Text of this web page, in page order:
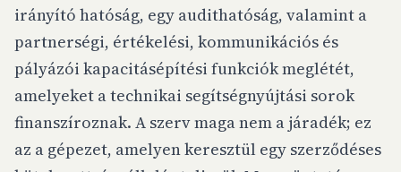
irányító hatóság, egy audithatóság, valamint a
partnerségi, értékelési, kommunikációs és
pályázói kapacitásépítési funkciók meglétét,
amelyeket a technikai segítségnyújtási sorok
finanszíroznak. A szerv maga nem a járadék; ez
az a gépezet, amelyen keresztül egy szerződéses